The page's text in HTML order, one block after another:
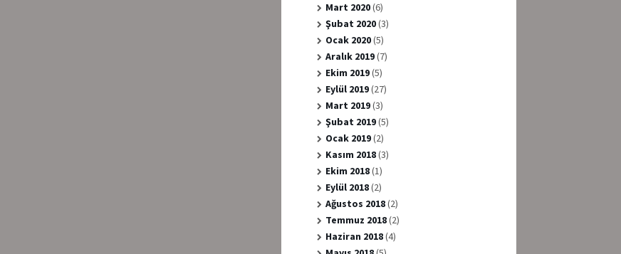
Mart 2020(6)
Şubat 2020(3)
Ocak 2020(5)
Aralık 2019(7)
Ekim 2019(5)
Eylül 2019(27)
Mart 2019(3)
Şubat 2019(5)
Ocak 2019(2)
Kasım 2018(3)
Ekim 2018(1)
Eylül 2018(2)
Ağustos 2018(2)
Temmuz 2018(2)
Haziran 2018(4)